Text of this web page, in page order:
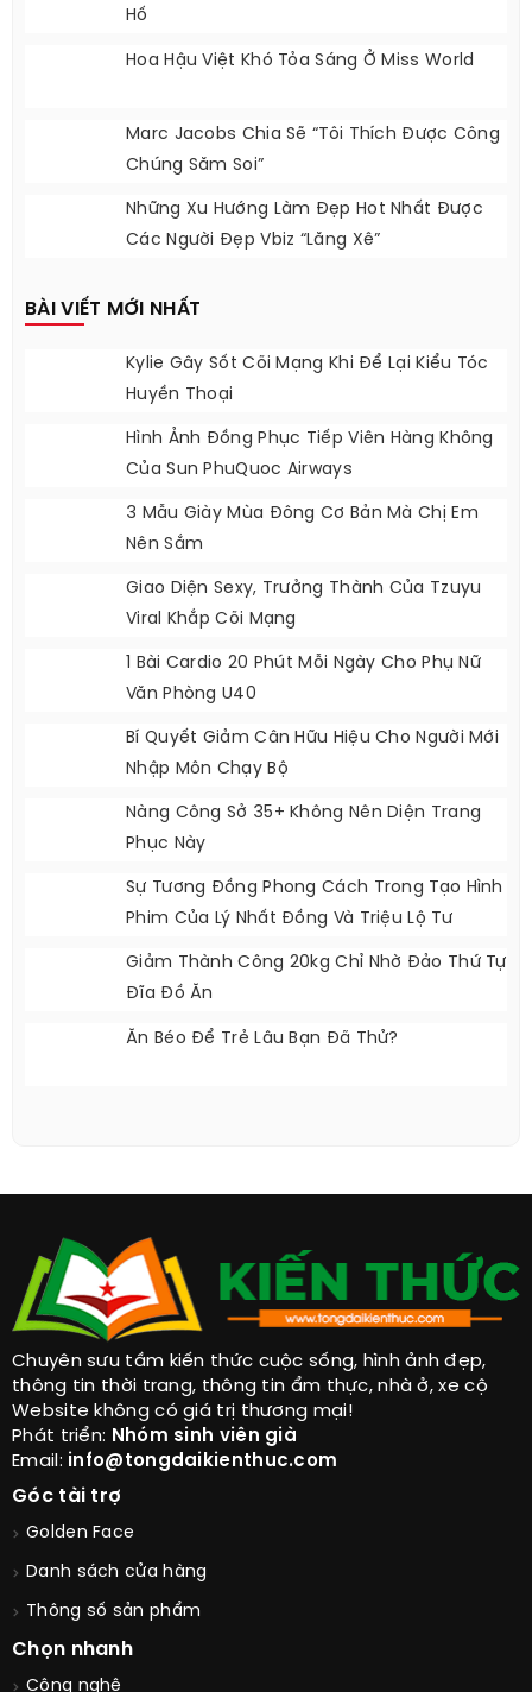
Nghịch Dại
Ngô Thanh Vân Quay Lại Sàn Catwalk?
Ducati Monster Hunter Cực Ngầu Và Hầm
Hố
Hoa Hậu Việt Khó Tỏa Sáng Ở Miss World
Chúng Săm Soi”
Những Xu Hướng Làm Đẹp Hot Nhất Được
Các Người Đẹp Vbiz “lăng Xê”
BÀI VIẾT MỚI NHẤT
Kylie Gây Sốt Cõi Mạng Khi Để Lại Kiểu Tóc
Huyền Thoại
Hình Ảnh Đồng Phục Tiếp Viên Hàng Không
Của Sun PhuQuoc Airways
3 Mẫu Giày Mùa Đông Cơ Bản Mà Chị Em
Nên Sắm
Giao Diện Sexy, Trưởng Thành Của Tzuyu
Viral Khắp Cõi Mạng
1 Bài Cardio 20 Phút Mỗi Ngày Cho Phụ Nữ
Văn Phòng U40
Bí Quyết Giảm Cân Hữu Hiệu Cho Người Mới
Nhập Môn Chạy Bộ
Nàng Công Sở 35+ Không Nên Diện Trang
Phục Này
Sự Tương Đồng Phong Cách Trong Tạo Hình
Ăn Béo Để Trẻ Lâu Bạn Đã Thử?
thông tin thời trang, thông tin ẩm thực, nhà ở, xe cộ
Website không có giá trị thương mại!
Email:info@tongdaikienthuc.com
Góc tài trợ
Golden Face